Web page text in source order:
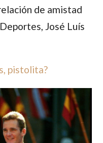
de amistad
José Luís
pistolita?